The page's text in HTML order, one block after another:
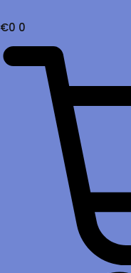
€0 0